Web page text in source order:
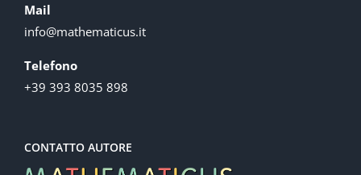
Mail
info@mathematicus.it
Telefono
+39 393 8035 898
CONTATTO AUTORE